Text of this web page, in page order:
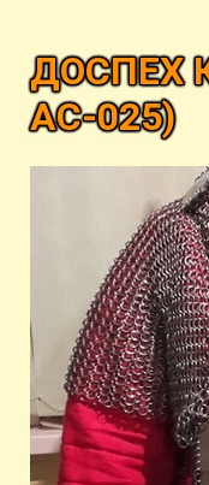
ДОСПЕХ
AC-025)